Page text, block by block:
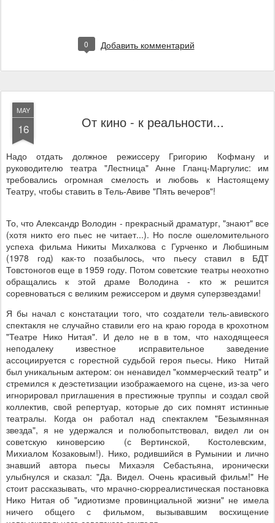
0 Добавить комментарий
MAY
16 От кино - к реальности...
Надо отдать должное режиссеру Григорию Кофману и
руководителю театра "Лестница" Анне Гланц-Маргулис: им
требовались огромная смелость и любовь к Настоящему
Театру, чтобы ставить в Тель-Авиве "Пять вечеров"!
То, что Александр Володин - прекрасный драматург, "знают" все
(хотя никто его пьес не читает...). Но после ошеломительного
успеха фильма Никиты Михалкова с Гурченко и Любшиным
(1978 год) как-то позабылось, что пьесу ставил в БДТ
Товстоногов еще в 1959 году. Потом советские театры неохотно
обращались к этой драме Володина - кто ж решится
соревноваться с великим режиссером и двумя суперзвездами!
Я бы начал с констатации того, что создатели тель-авивского
спектакля не случайно ставили его на краю города в крохотном
"Театре Нико Нитая". И дело не в в том, что находящееся
неподалеку известное исправительное заведение
ассоциируется с горестной судьбой героя пьесы. Нико Нитай
был уникальным актером: он ненавидел "коммерческий театр" и
стремился к деэстетизации изображаемого на сцене, из-за чего
игнорировал приглашения в престижные труппы и создал свой
коллектив, свой репертуар, которые до сих помнят истинные
театралы. Когда он работал над спектаклем "Безымянная
звезда", я не удержался и полюбопытствовал, видел ли он
советскую киноверсию (с Вертинской, Костолевским,
Михиалом Козаковым!). Нико, родившийся в Румынии и лично
знавший автора пьесы Михаэля Себастьяна, иронически
улыбнулся и сказал: "Да. Видел. Очень красивый фильм!" Не
стоит рассказывать, что мрачно-сюрреалистическая постановка
Нико Нитая об "идиотизме провинциальной жизни" не имела
ничего общего с фильмом, вызывавшим восхищение